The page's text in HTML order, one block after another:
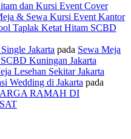
dan Kursi Event Cover
& Sewa Kursi Event Kantor
Taplak Ketat Hitam SCBD
Jakarta pada Sewa Meja
Kuningan Jakarta
Lesehan Sekitar Jakarta
Wedding di Jakarta pada
RAMAH DI